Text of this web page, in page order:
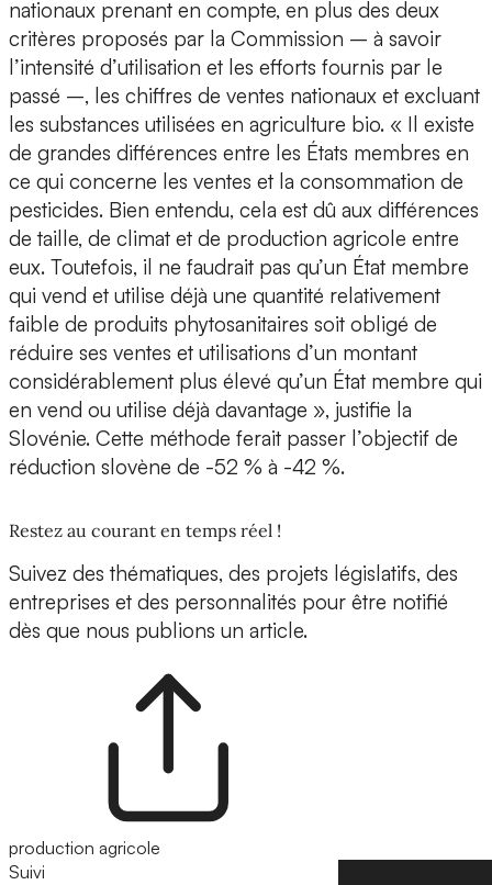
nationaux prenant en compte, en plus des deux
critères proposés par la Commission – à savoir
l’intensité d’utilisation et les efforts fournis par le
passé –, les chiffres de ventes nationaux et excluant
les substances utilisées en agriculture bio. « Il existe
de grandes différences entre les États membres en
ce qui concerne les ventes et la consommation de
pesticides. Bien entendu, cela est dû aux différences
de taille, de climat et de production agricole entre
eux. Toutefois, il ne faudrait pas qu’un État membre
qui vend et utilise déjà une quantité relativement
faible de produits phytosanitaires soit obligé de
réduire ses ventes et utilisations d’un montant
considérablement plus élevé qu’un État membre qui
en vend ou utilise déjà davantage », justifie la
Slovénie. Cette méthode ferait passer l’objectif de
réduction slovène de -52 % à -42 %.
Restez au courant en temps réel !
Suivez des thématiques, des projets législatifs, des
entreprises et des personnalités pour être notifié
dès que nous publions un article.
production agricole
Suivi